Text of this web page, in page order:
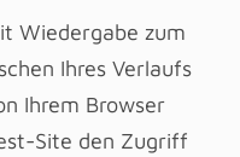
Wiedergabe zum
Ihres Verlaufs
Ihrem Browser
Site den Zugriff